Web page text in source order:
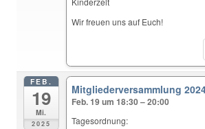
Wir freuen uns auf Euch!
FEB.
19
Mi.
2025
Mitgliederversammlung
Feb. 19 um 18:30 – 20:00
Tagesordnung: